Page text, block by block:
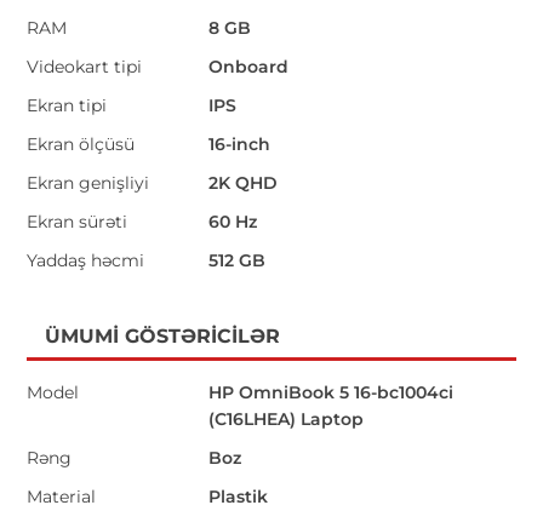
RAM
8 GB
Videokart tipi
Onboard
Ekran tipi
IPS
Ekran ölçüsü
16-inch
Ekran genişliyi
2K QHD
Ekran sürəti
60 Hz
Yaddaş həcmi
512 GB
ÜMUMI GÖSTƏRICILƏR
Model
HP OmniBook 5 16-bc1004ci
(C16LHEA) Laptop
Rəng
Boz
Material
Plastik